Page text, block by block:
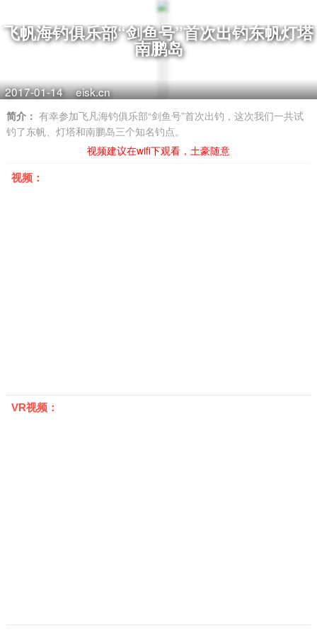
飞帆海钓俱乐部“剑鱼号”首次出钓东帆灯塔
南鹏岛
2017-01-14 eisk.cn
简介： 有幸参加飞凡海钓俱乐部“剑鱼号”首次出钓，这次我们一共试
钓了东帆、灯塔和南鹏岛三个知名钓点。
视频建议在wifi下观看，土豪随意
视频：
VR视频：